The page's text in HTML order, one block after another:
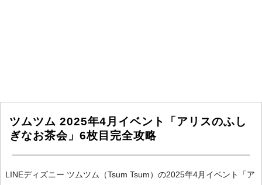
ツムツム 2025年4月イベント「アリスのふし
ぎなお茶会」6枚目完全攻略
LINEディズニー ツムツム（Tsum Tsum）の2025年4月イベント「ア